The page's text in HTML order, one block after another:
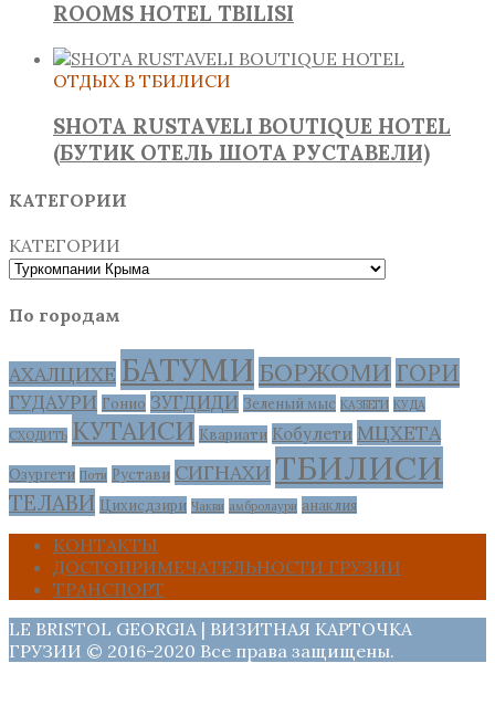
ROOMS HOTEL TBILISI
ОТДЫХ В ТБИЛИСИ
SHOTA RUSTAVELI BOUTIQUE HOTEL
(БУТИК ОТЕЛЬ ШОТА РУСТАВЕЛИ)
КАТЕГОРИИ
КАТЕГОРИИ
По городам
АХАЛЦИХЕ БАТУМИ БОРЖОМИ ГОРИ
ГУДАУРИ Гонио ЗУГДИДИ Зеленый мыс КАЗБЕГИ КУДА
СХОДИТЬ КУТАИСИ Квариати Кобулети МЦХЕТА
Озургети Поти Рустави СИГНАХИ ТБИЛИСИ
ТЕЛАВИ Цихисдзири Чакви амбролаури анаклия
КОНТАКТЫ
ДОСТОПРИМЕЧАТЕЛЬНОСТИ ГРУЗИИ
ТРАНСПОРТ
LE BRISTOL GEORGIA | ВИЗИТНАЯ КАРТОЧКА
ГРУЗИИ © 2016-2020 Все права защищены.